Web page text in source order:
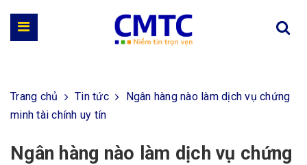
Trang chủ Tin tức
Ngân hàng nào làm dịch vụ chứng
minh tài chính uy tín
Ngân hàng nào làm dịch vụ chứng